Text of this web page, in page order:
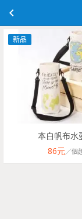
新品
本白帆布水
86元／個